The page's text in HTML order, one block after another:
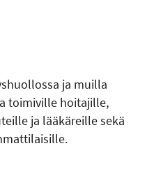
ja muilla
toimiville hoitajille,
ja lääkäreille sekä